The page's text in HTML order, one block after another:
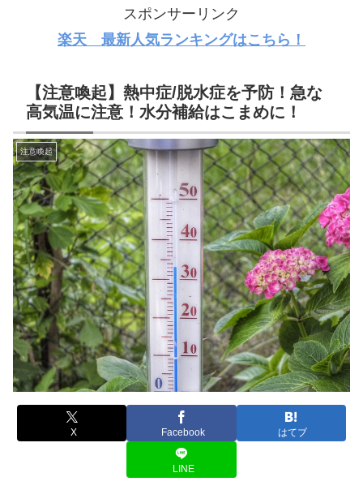
スポンサーリンク
楽天 最新人気ランキングはこちら！
【注意喚起】熱中症/脱水症を予防！急な
高気温に注意！水分補給はこまめに！
注意喚起
X Facebook はてブ
LINE